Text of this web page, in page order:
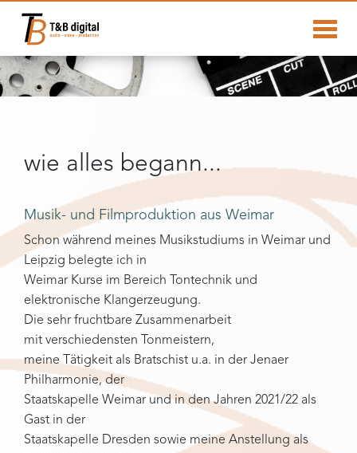
wie alles begann...
Musik- und Filmproduktion aus Weimar
Schon während meines Musikstudiums in Weimar und
Leipzig belegte ich in
Weimar Kurse im Bereich Tontechnik und
elektronische Klangerzeugung.
Die sehr fruchtbare Zusammenarbeit
mit verschiedensten Tonmeistern,
meine Tätigkeit als Bratschist u.a. in der Jenaer
Philharmonie, der
Staatskapelle Weimar und in den Jahren 2021/22 als
Gast in der
Staatskapelle Dresden sowie meine Anstellung als